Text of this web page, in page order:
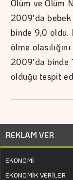
Ölüm ve Ölüm
2009'da bebek
binde 9,0 oldu.
ölme
2009'da binde
olduğu tespit
REKLAM VER
EKONOMİ
EKONOMİK VERİLER